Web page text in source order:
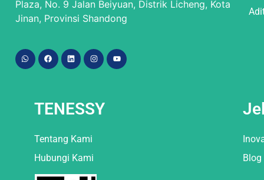
Plaza, No. 9 Jalan Beiyuan, Distrik Licheng, Kota
Jinan, Provinsi Shandong
TENESSY
Tentang Kami
Hubungi Kami
Blog